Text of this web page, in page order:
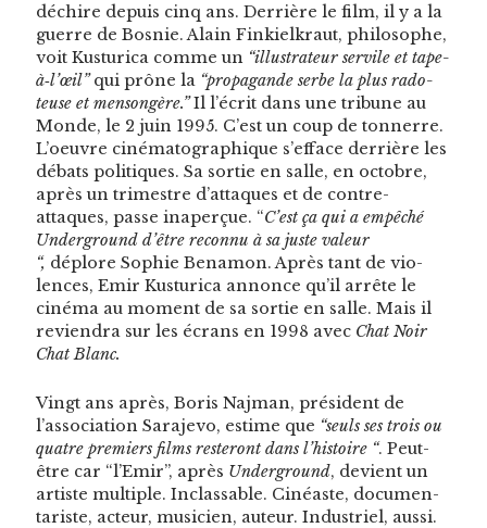
déchire depuis cinq ans. Der­rière le film, il y a la
guerre de Bosnie. Alain Finkielkraut, philosophe,
voit Kus­turi­ca comme un “illus­tra­teur servile et tape-
à‑l’œil”qui prône la “pro­pa­gande serbe la plus rado­
teuse et men­songère.”Il l’écrit dans une tri­bune au
Monde, le 2 juin 1995. C’est un coup de ton­nerre.
L’oeuvre ciné­matographique s’efface der­rière les
débats poli­tiques. Sa sor­tie en salle, en octo­bre,
après un trimestre d’attaques et de con­tre-
attaques, passe inaperçue. “C’est ça qui a empêché
Under­ground d’être recon­nu à sa juste valeur
“, déplore Sophie Ben­a­mon. Après tant de vio­
lences, Emir Kus­turi­ca annonce qu’il arrête le
ciné­ma au moment de sa sor­tie en salle. Mais il
revien­dra sur les écrans en 1998 avec Chat Noir
Chat Blanc.
Vingt ans après, Boris Naj­man, prési­dent de
l’association Sara­je­vo, estime que “seuls ses trois ou
qua­tre pre­miers films res­teront dans l’histoire “. Peut-
être car “l’Emir”, après Under­ground, devient un
artiste mul­ti­ple. Inclass­able. Cinéaste, doc­u­men­
tariste, acteur, musi­cien, auteur. Indus­triel, aus­si.